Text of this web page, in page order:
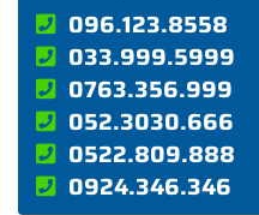
096.123.8558
033.999.5999
0763.356.999
052.3030.666
0522.809.888
0924.346.346